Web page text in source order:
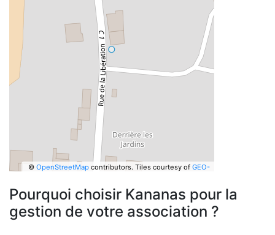
© OpenStreetMapcontributors. Tiles courtesy of GEO-
Pourquoi choisir Kananas pour la
gestion de votre association ?